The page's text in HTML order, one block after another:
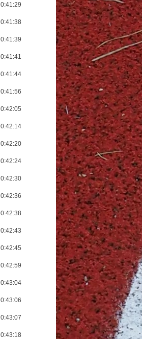
0:41:29
0:41:38
0:41:39
0:41:41
0:41:44
0:41:56
0:42:05
0:42:14
0:42:20
0:42:24
0:42:30
0:42:36
0:42:38
0:42:43
0:42:45
0:42:59
0:43:04
0:43:06
0:43:07
0:43:18